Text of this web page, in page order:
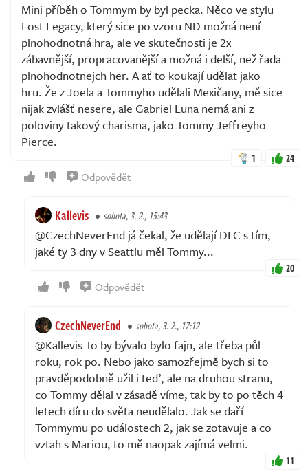
Mini příběh o Tommym by byl pecka. Něco ve stylu
Lost Legacy, který sice po vzoru ND možná není
plnohodnotná hra, ale ve skutečnosti je 2x
zábavnější, propracovanější a možná i delší, než řada
plnohodnotnejch her. A ať to koukají udělat jako
hru. Že z Joela a Tommyho udělali Mexičany, mě sice
nijak zvlášť nesere, ale Gabriel Luna nemá ani z
poloviny takový charisma, jako Tommy Jeffreyho
Pierce.
1 24
Odpovědět
Kallevis sobota, 3. 2., 15:43
@CzechNeverEnd já čekal, že udělají DLC s tím,
jaké ty 3 dny v Seattlu měl Tommy...
20
Odpovědět
CzechNeverEnd sobota, 3. 2., 17:12
@Kallevis To by bývalo bylo fajn, ale třeba půl
roku, rok po. Nebo jako samozřejmě bych si to
pravděpodobně užil i teď, ale na druhou stranu,
co Tommy dělal v zásadě víme, tak by to po těch 4
letech díru do světa neudělalo. Jak se daří
Tommymu po událostech 2, jak se zotavuje a co
vztah s Mariou, to mě naopak zajímá velmi.
11